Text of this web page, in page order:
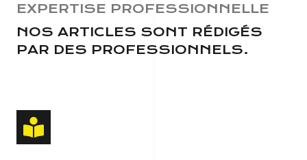
EXPERTISE PROFESSIONNELLE
NOS ARTICLES SONT RÉDIGÉS
PAR DES PROFESSIONNELS.